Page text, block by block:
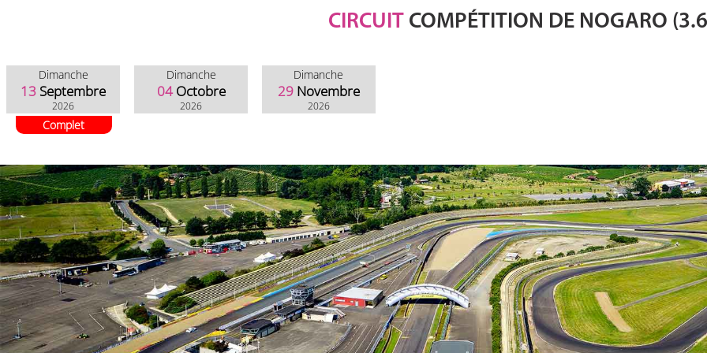
CIRCUITCOMPÉTITION DE NOGARO
Dimanche
13 Septembre
2026
Complet
Dimanche
04Octobre
2026
Dimanche
29 Novembre
2026